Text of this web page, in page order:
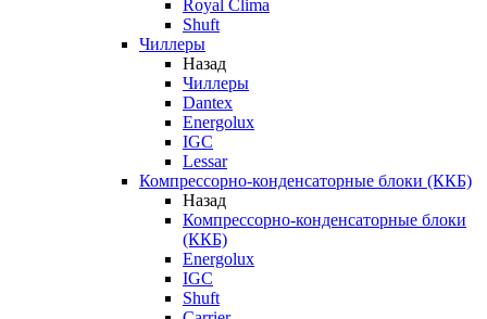
Royal Clima
Shuft
Чиллеры
Назад
Чиллеры
Dantex
Energolux
IGC
Lessar
Компрессорно-конденсаторные блоки (ККБ)
Назад
Компрессорно-конденсаторные блоки
(ККБ)
Energolux
IGC
Shuft